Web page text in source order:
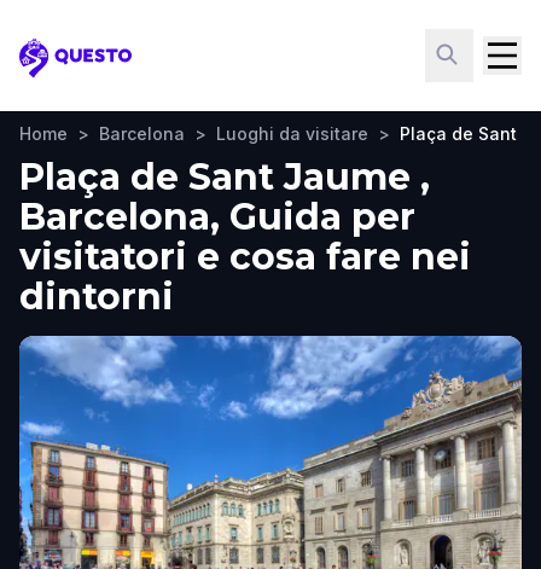
Questo
Home > Barcelona > Luoghi da visitare > Plaça de Sant
Plaça de Sant Jaume ,
Barcelona, Guida per
visitatori e cosa fare nei
dintorni